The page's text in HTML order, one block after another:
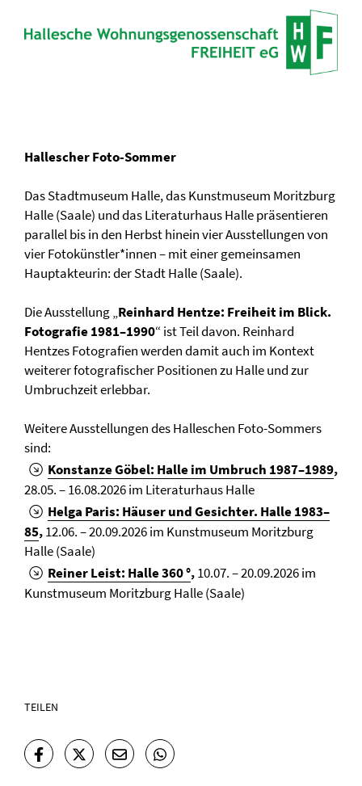
Hallescher Foto-Sommer
Das Stadtmuseum Halle, das Kunstmuseum Moritzburg
Halle (Saale) und das Literaturhaus Halle präsentieren
parallel bis in den Herbst hinein vier Ausstellungen von
vier Fotokünstler*innen – mit einer gemeinsamen
Hauptakteurin: der Stadt Halle (Saale).
Die Ausstellung „Reinhard Hentze: Freiheit im Blick.
Fotografie 1981–1990“ ist Teil davon. Reinhard
Hentzes Fotografien werden damit auch im Kontext
weiterer fotografischer Positionen zu Halle und zur
Umbruchzeit erlebbar.
Weitere Ausstellungen des Halleschen Foto-Sommers
sind:
Konstanze Göbel: Halle im Umbruch 1987–1989,
28.05. – 16.08.2026 im Literaturhaus Halle
Helga Paris: Häuser und Gesichter. Halle 1983–
85,12.06. – 20.09.2026 im Kunstmuseum Moritzburg
Halle (Saale)
Reiner Leist: Halle 360 °,10.07. – 20.09.2026 im
Kunstmuseum Moritzburg Halle (Saale)
TEILEN